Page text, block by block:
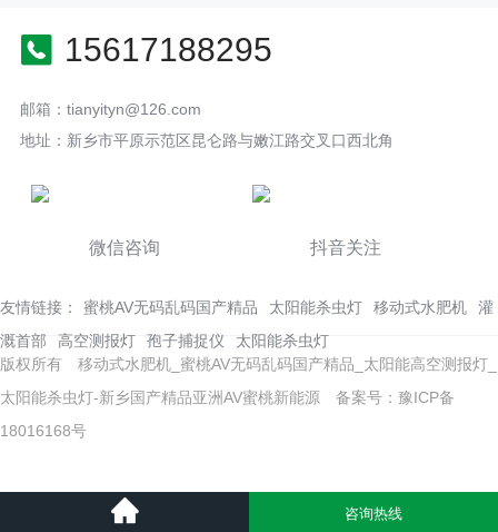
15617188295
邮箱：tianyityn@126.com
地址：新乡市平原示范区昆仑路与嫩江路交叉口西北角
微信咨询 抖音关注
友情链接： 蜜桃AV无码乱码国产精品 太阳能杀虫灯 移动式水肥机
灌
溉首部
高空测报灯 孢子捕捉仪
太阳能杀虫灯
版权所有 移动式水肥机_蜜桃AV无码乱码国产精品_太阳能高空测报灯_
太阳能杀虫灯-新乡国产精品亚洲AV蜜桃新能源 备案号：豫ICP备
18016168号
咨询热线